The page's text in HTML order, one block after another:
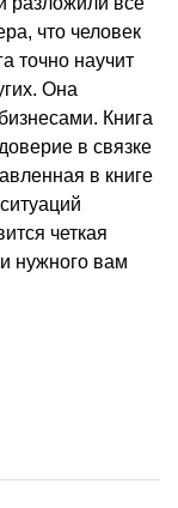
что человек
точно научит
Она
Книга
в связке
в книге
четкая
нужного вам